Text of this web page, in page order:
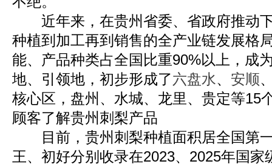
近年来，在贵州省委、省政府推动
种植到加工再到销售的全产业链发展格
能、产品种类占全国比重90%以上，成
地、引领地，初步形成了六盘水、 安顺
核心区，盘州、水城、龙里、贵定等15
顾客了解贵州刺梨产品
目前，贵州刺梨种植面积居全国第
王、初好分别收录在2023、2025年国家